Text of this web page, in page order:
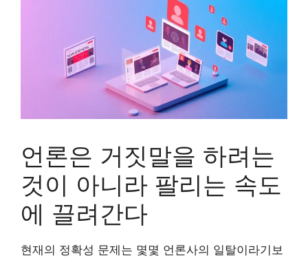
언론은 거짓말을 하려는
것이 아니라 팔리는 속도
에 끌려간다
현재의 정확성 문제는 몇몇 언론사의 일탈이라기보